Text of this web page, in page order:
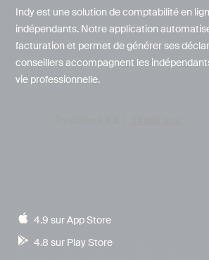
Indy est une solution de comptabilité en
indépendants. Notre application
facturation et permet de générer ses
conseillers accompagnent les
vie professionnelle.
4.9 sur App Store
4.8 sur Play Store